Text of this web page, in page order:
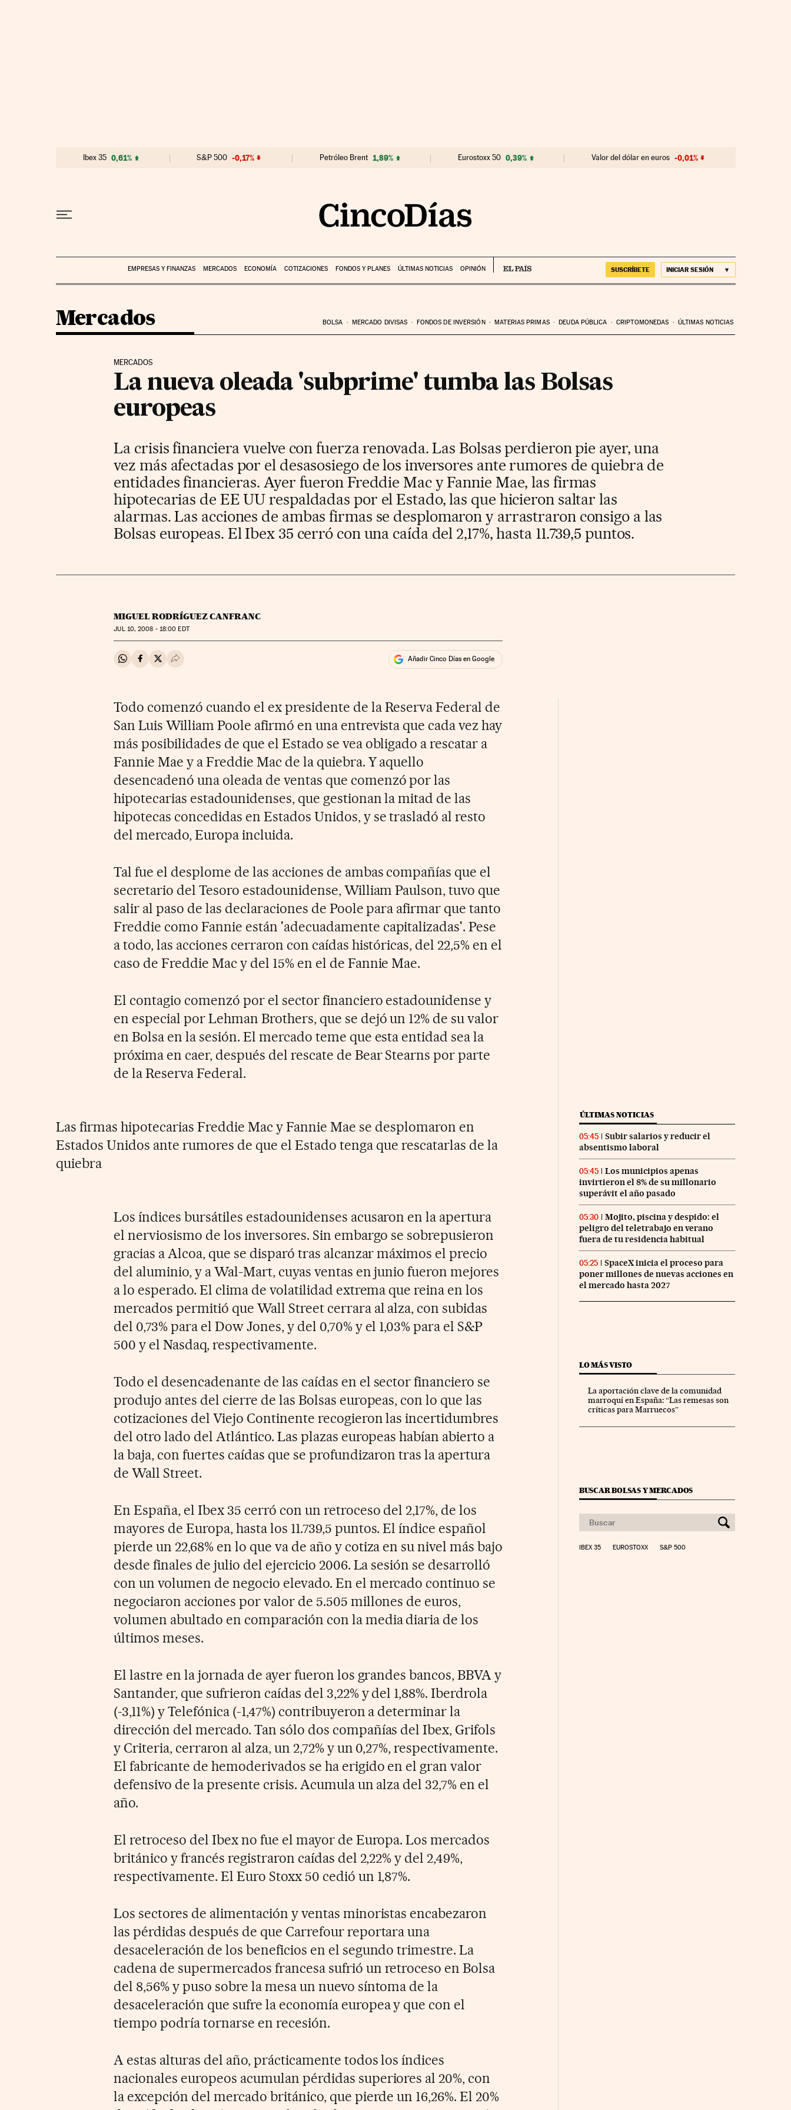
Ibex 35 0,61% S&P 500 -0,17% Petróleo Brent 1,89% Eurostoxx 50 0,39% Valor del dólar en euros -0,01%
EMPRESAS Y FINANZAS MERCADOS ECONOMÍA COTIZACIONES FONDOS Y PLANES ÚLTIMAS NOTICIAS OPINIÓN SUSCRÍBETE INICIAR SESIÓN
Mercados BOLSA MERCADO DIVISAS FONDOS DE INVERSIÓN MATERIAS PRIMAS DEUDA PÚBLICA CRIPTOMONEDAS ÚLTIMAS NOTICIAS
MERCADOS
La nueva oleada 'subprime' tumba las Bolsas
europeas
La crisis financiera vuelve con fuerza renovada. Las Bolsas perdieron pie ayer, una
vez más afectadas por el desasosiego de los inversores ante rumores de quiebra de
entidades financieras. Ayer fueron Freddie Mac y Fannie Mae, las firmas
hipotecarias de EE UU respaldadas por el Estado, las que hicieron saltar las
alarmas. Las acciones de ambas firmas se desplomaron y arrastraron consigo a las
Bolsas europeas. El Ibex 35 cerró con una caída del 2,17%, hasta 11.739,5 puntos.
MIGUEL RODRÍGUEZ CANFRANC
JUL 10, 2008 - 18:00 EDT
Compartir en Whatsapp
Compartir en Facebook
Compartir en Twitter
Desplegar Redes Sociales Añadir Cinco Días en Google
Todo comenzó cuando el ex presidente de la Reserva Federal de
San Luis William Poole afirmó en una entrevista que cada vez hay
más posibilidades de que el Estado se vea obligado a rescatar a
Fannie Mae y a Freddie Mac de la quiebra. Y aquello
desencadenó una oleada de ventas que comenzó por las
hipotecarias estadounidenses, que gestionan la mitad de las
hipotecas concedidas en Estados Unidos, y se trasladó al resto
del mercado, Europa incluida.
Tal fue el desplome de las acciones de ambas compañías que el
secretario del Tesoro estadounidense, William Paulson, tuvo que
salir al paso de las declaraciones de Poole para afirmar que tanto
Freddie como Fannie están 'adecuadamente capitalizadas'. Pese
a todo, las acciones cerraron con caídas históricas, del 22,5% en el
caso de Freddie Mac y del 15% en el de Fannie Mae.
El contagio comenzó por el sector financiero estadounidense y
en especial por Lehman Brothers, que se dejó un 12% de su valor
en Bolsa en la sesión. El mercado teme que esta entidad sea la
próxima en caer, después del rescate de Bear Stearns por parte
de la Reserva Federal.
Las firmas hipotecarias Freddie Mac y Fannie Mae se desplomaron en
Estados Unidos ante rumores de que el Estado tenga que rescatarlas de la
quiebra
Los índices bursátiles estadounidenses acusaron en la apertura
el nerviosismo de los inversores. Sin embargo se sobrepusieron
gracias a Alcoa, que se disparó tras alcanzar máximos el precio
del aluminio, y a Wal-Mart, cuyas ventas en junio fueron mejores
a lo esperado. El clima de volatilidad extrema que reina en los
mercados permitió que Wall Street cerrara al alza, con subidas
del 0,73% para el Dow Jones, y del 0,70% y el 1,03% para el S&P
500 y el Nasdaq, respectivamente.
Todo el desencadenante de las caídas en el sector financiero se
produjo antes del cierre de las Bolsas europeas, con lo que las
cotizaciones del Viejo Continente recogieron las incertidumbres
del otro lado del Atlántico. Las plazas europeas habían abierto a
la baja, con fuertes caídas que se profundizaron tras la apertura
de Wall Street.
En España, el Ibex 35 cerró con un retroceso del 2,17%, de los
mayores de Europa, hasta los 11.739,5 puntos. El índice español
pierde un 22,68% en lo que va de año y cotiza en su nivel más bajo
desde finales de julio del ejercicio 2006. La sesión se desarrolló
con un volumen de negocio elevado. En el mercado continuo se
negociaron acciones por valor de 5.505 millones de euros,
volumen abultado en comparación con la media diaria de los
últimos meses.
El lastre en la jornada de ayer fueron los grandes bancos, BBVA y
Santander, que sufrieron caídas del 3,22% y del 1,88%. Iberdrola
(-3,11%) y Telefónica (-1,47%) contribuyeron a determinar la
dirección del mercado. Tan sólo dos compañías del Ibex, Grifols
y Criteria, cerraron al alza, un 2,72% y un 0,27%, respectivamente.
El fabricante de hemoderivados se ha erigido en el gran valor
defensivo de la presente crisis. Acumula un alza del 32,7% en el
año.
El retroceso del Ibex no fue el mayor de Europa. Los mercados
británico y francés registraron caídas del 2,22% y del 2,49%,
respectivamente. El Euro Stoxx 50 cedió un 1,87%.
Los sectores de alimentación y ventas minoristas encabezaron
las pérdidas después de que Carrefour reportara una
desaceleración de los beneficios en el segundo trimestre. La
cadena de supermercados francesa sufrió un retroceso en Bolsa
del 8,56% y puso sobre la mesa un nuevo síntoma de la
desaceleración que sufre la economía europea y que con el
tiempo podría tornarse en recesión.
A estas alturas del año, prácticamente todos los índices
nacionales europeos acumulan pérdidas superiores al 20%, con
la excepción del mercado británico, que pierde un 16,26%. El 20%
ÚLTIMAS NOTICIAS
05:45
Subir salarios y reducir el
absentismo laboral
05:45
Los municipios apenas
invirtieron el 8% de su millonario
superávit el año pasado
05:30
Mojito, piscina y despido: el
peligro del teletrabajo en verano
fuera de tu residencia habitual
05:25
SpaceX inicia el proceso para
poner millones de nuevas acciones en
el mercado hasta 2027
LO MÁS VISTO
La aportación clave de la comunidad
marroquí en España: “Las remesas son
críticas para Marruecos”
BUSCAR BOLSAS Y MERCADOS
IBEX 35 EUROSTOXX S&P 500